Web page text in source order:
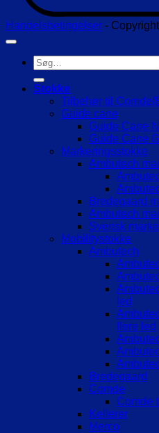
Handelsbetingelser -
Søg
efter:
Stokke
Tilbehør til Comde/
Guide cane
Guide Cane
Guide Cane
Markeringsstokke
Ambutech
Bredegaard
Ambutech
Svensk
Mobilitystokke
Ambutech
led
flere led
Bredegaard
Comde
Comde
Kellerer
Merco